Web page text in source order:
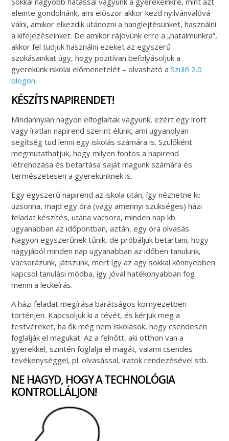
eleinte gondolnánk, ami először akkor kezd nyilvánvalóvá
válni, amikor elkezdik utánozni a hanglejtésünket, használni
a kifejezéseinket. De amikor rájövünk erre a „hatalmunkra”,
akkor fel tudjuk használni ezeket az egyszerű
szokásainkat úgy, hogy pozitívan befolyásoljuk a
gyerekünk iskolai előmenetelét – olvasható aSzülő 2.0
blogon.
KÉSZÍTS NAPIRENDET!
Mindannyian nagyon elfoglaltak vagyunk, ezért egy írott
vagy íratlan napirend szerint élünk, ami ugyanolyan
segítség tud lenni egy iskolás számára is. Szülőként
megmutathatjuk, hogy milyen fontos a napirend
létrehozása és betartása saját magunk számára és
természetesen a gyerekünknek is.
Egy egyszerű napirend az iskola után, így nézhetne ki:
uzsonna, majd egy óra (vagy amennyi szükséges) házi
feladat készítés, utána vacsora, minden nap kb.
ugyanabban az időpontban, aztán, egy óra olvasás.
Nagyon egyszerűnek tűnik, de próbáljuk betartani, hogy
nagyjából minden nap ugyanabban az időben tanulunk,
vacsorázunk, játszunk, mert így az agy sokkal könnyebben
kapcsol tanulási módba, így jóval hatékonyabban fog
menni a leckeírás.
A házi feladat megírása barátságos környezetben
történjen. Kapcsoljuk ki a tévét, és kérjük meg a
testvéreket, ha ők még nem iskolások, hogy csendesen
foglalják el magukat. Az a felnőtt, aki otthon van a
gyerekkel, szintén foglalja el magát, valami csendes
tevékenységgel, pl. olvasással, iratok rendezésével stb.
NE HAGYD, HOGY A TECHNOLÓGIA
KONTROLLÁLJON!